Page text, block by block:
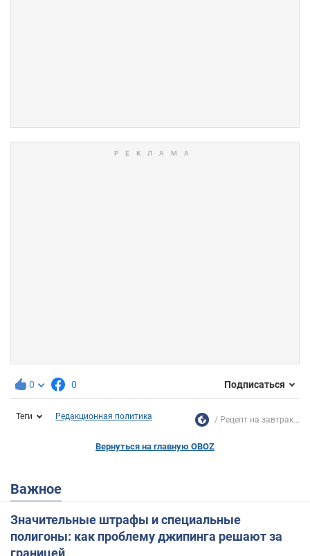
0 0 Подписаться
Теги Редакционная политика Рецепт на завтрак...
Вернуться на главную OBOZ
Важное
Значительные штрафы и специальные
полигоны: как проблему джипинга решают за
границей